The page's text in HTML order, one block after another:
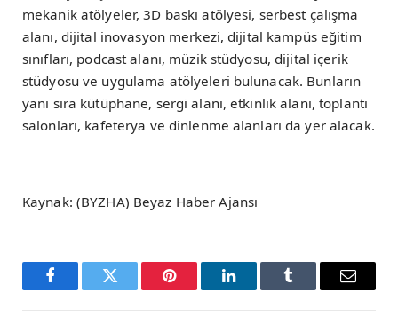
mekanik atölyeler, 3D baskı atölyesi, serbest çalışma
alanı, dijital inovasyon merkezi, dijital kampüs eğitim
sınıfları, podcast alanı, müzik stüdyosu, dijital içerik
stüdyosu ve uygulama atölyeleri bulunacak. Bunların
yanı sıra kütüphane, sergi alanı, etkinlik alanı, toplantı
salonları, kafeterya ve dinlenme alanları da yer alacak.
Kaynak: (BYZHA) Beyaz Haber Ajansı
FacebookTwitter Pinterest LinkedInTumblr Email